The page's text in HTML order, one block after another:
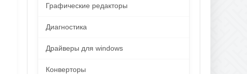
Графические редакторы
Диагностика
Драйверы для windows
Конверторы